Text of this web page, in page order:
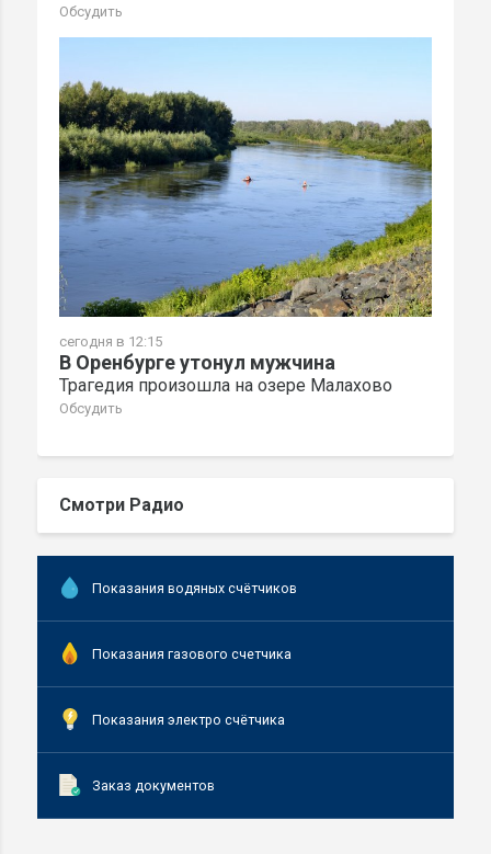
Обсудить
сегодня в 12:15
В Оренбурге утонул мужчина
Трагедия произошла на озере Малахово
Обсудить
Смотри Радио
Показания водяных счётчиков
Показания газового счетчика
Показания электро счётчика
Заказ документов